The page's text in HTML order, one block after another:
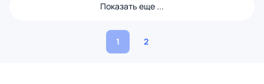
Показать еще ...
1 2